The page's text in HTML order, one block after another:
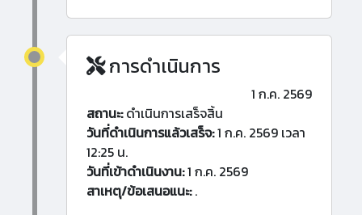
การดำเนินการ
1 ก.ค. 2569
สถานะ:ดำเนินการเสร็จสิ้น
วันที่ดำเนินการแล้วเสร็จ:1 ก.ค. 2569 เวลา
12:25 น.
วันที่เข้าดำเนินงาน:1 ก.ค. 2569
สาเหตุ/ข้อเสนอแนะ:.